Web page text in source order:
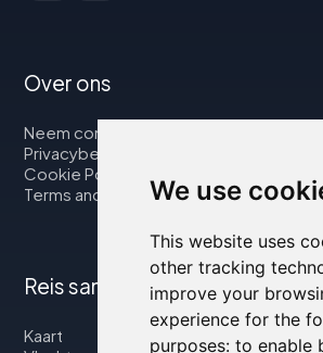
We use
This website uses
other tracking
improve your
experience for the
purposes: to enable
Over ons
Neem contact op met
Privacybeleid
Cookie Policy
Terms and Conditions
Reis samen met ons
Kaart